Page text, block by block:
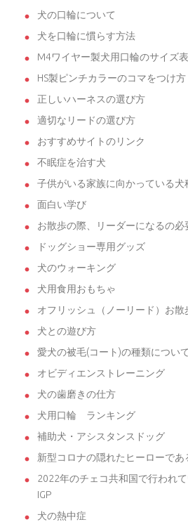
犬の口輪について
犬を口輪に慣らす方法
M4ワイヤー製犬用口輪のサイズ表
HS製ピンチカラーのコマをつけ
正しいハーネスの選び方
適切なリードの選び方
おすすめサイトのリンク
不眠症を治す犬
子供がいる家族に向かっている犬
面白い学び
お散歩の際、リーダーになるの必
ドッグショー専用グッズ
犬のウォーキング
犬用食用おもちゃ
オフリッシュ（ノーリード）お散
犬との遊び方
愛犬の被毛(コート)の種類について
オビディエンストレーニング
犬の歯磨きの仕方
犬用口輪 ランキング
補助犬・アシスタンスドッグ
新型コロナの隠れたヒーローであ
2022年のチェコ共和国で行われ
IGP
犬の熱中症